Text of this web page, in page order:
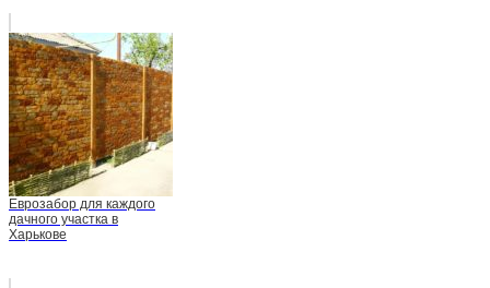
Еврозабор для каждого
дачного участка в
Харькове